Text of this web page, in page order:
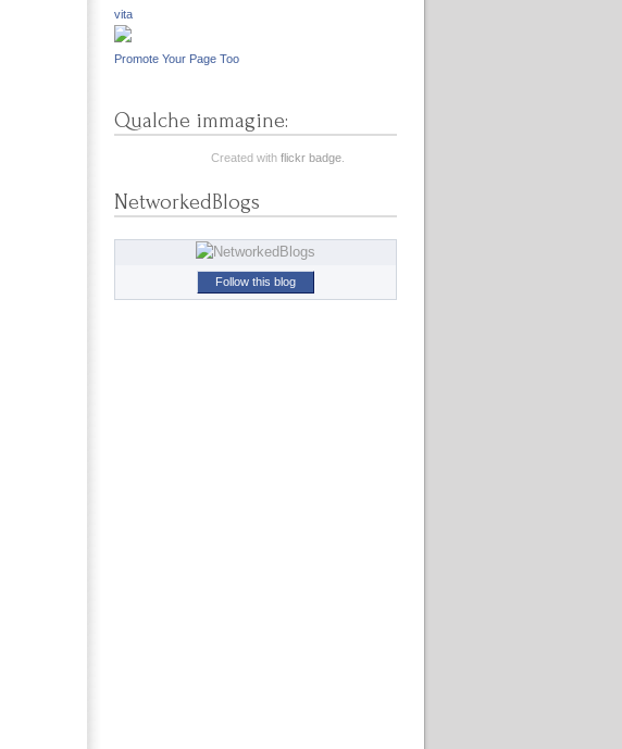
vita
Promote Your Page Too
Qualche immagine:
Created with flickr badge.
NetworkedBlogs
Follow this blog